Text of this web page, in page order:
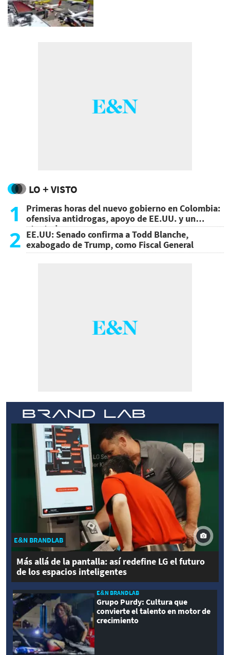
LO + VISTO
1
Primeras horas del nuevo gobierno en Colombia:
ofensiva antidrogas, apoyo de EE.UU. y un
atentado
2 EE.UU: Senado confirma a Todd Blanche,
exabogado de Trump, como Fiscal General
E&N BRANDLAB
Más allá de la pantalla: así redefine LG el futuro
de los espacios inteligentes
E&N BRANDLAB
Grupo Purdy: Cultura que
convierte el talento en motor de
crecimiento